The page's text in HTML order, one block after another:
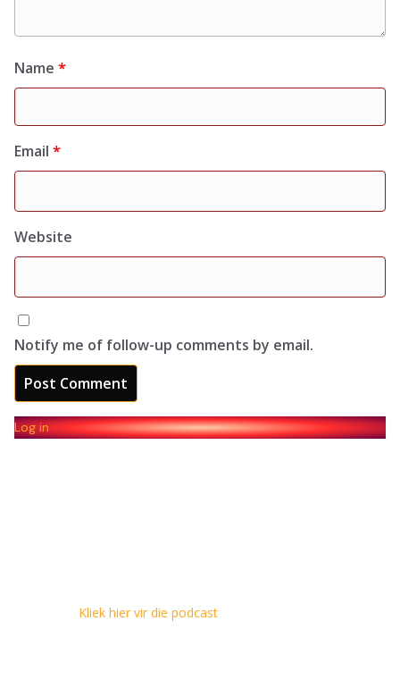
Name *
Email *
Website
Notify me of follow-up comments by email.
Log in
Kliek hier vir die podcast